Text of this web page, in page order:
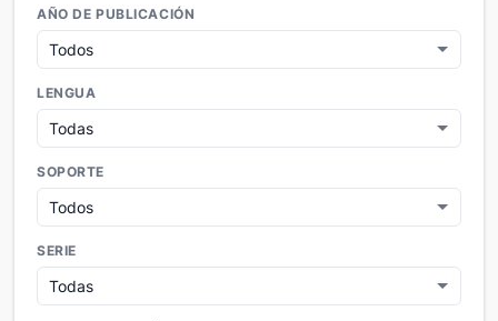
AÑO DE PUBLICACIÓN
LENGUA
SOPORTE
SERIE